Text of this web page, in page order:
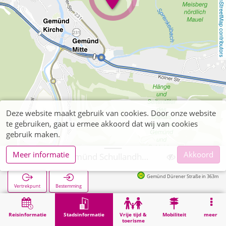
OpenStreetMap contributors
Reisinformatie Stadsinformatie
Vrije tijd &
toerisme
Mobiliteit meer
Vertrekpunt Bestemming
Gemünd Dürener Straße in 363m
Stadsinformatie Opleiding Schleiden, Gemünd Schullandheim Schleiden/Gemünd
Deze website maakt gebruik van cookies. Door onze website
te gebruiken, gaat u ermee akkoord dat wij van cookies
gebruik maken.
Meer informatie
Akkoord